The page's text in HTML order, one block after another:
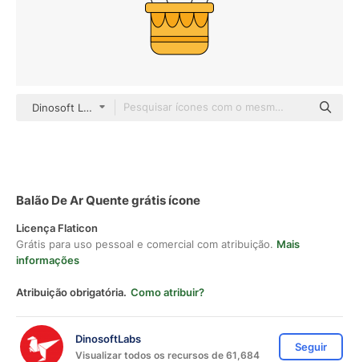
Dinosoft Lineal Color
Balão De Ar Quente grátis ícone
Licença Flaticon
Grátis para uso pessoal e comercial com atribuição. Mais
informações
Atribuição obrigatória. Como atribuir?
DinosoftLabs
Visualizar todos os recursos de 61,684
Seguir